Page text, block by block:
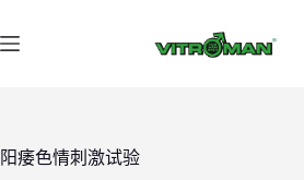
过
阳痿色情刺激试验